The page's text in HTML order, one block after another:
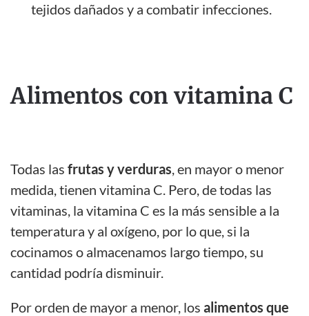
tejidos dañados y a combatir infecciones.
Alimentos con vitamina C
Todas las frutas y verduras, en mayor o menor
medida, tienen vitamina C. Pero, de todas las
vitaminas, la vitamina C es la más sensible a la
temperatura y al oxígeno, por lo que, si la
cocinamos o almacenamos largo tiempo, su
cantidad podría disminuir.
Por orden de mayor a menor, los alimentos que